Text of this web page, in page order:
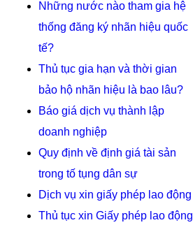
Những nước nào tham gia hệ
thống đăng ký nhãn hiệu quốc
tế?
Thủ tục gia hạn và thời gian
bảo hộ nhãn hiệu là bao lâu?
Báo giá dịch vụ thành lập
doanh nghiệp
Quy định về định giá tài sản
trong tố tụng dân sự
Dịch vụ xin giấy phép lao động
Thủ tục xin Giấy phép lao động